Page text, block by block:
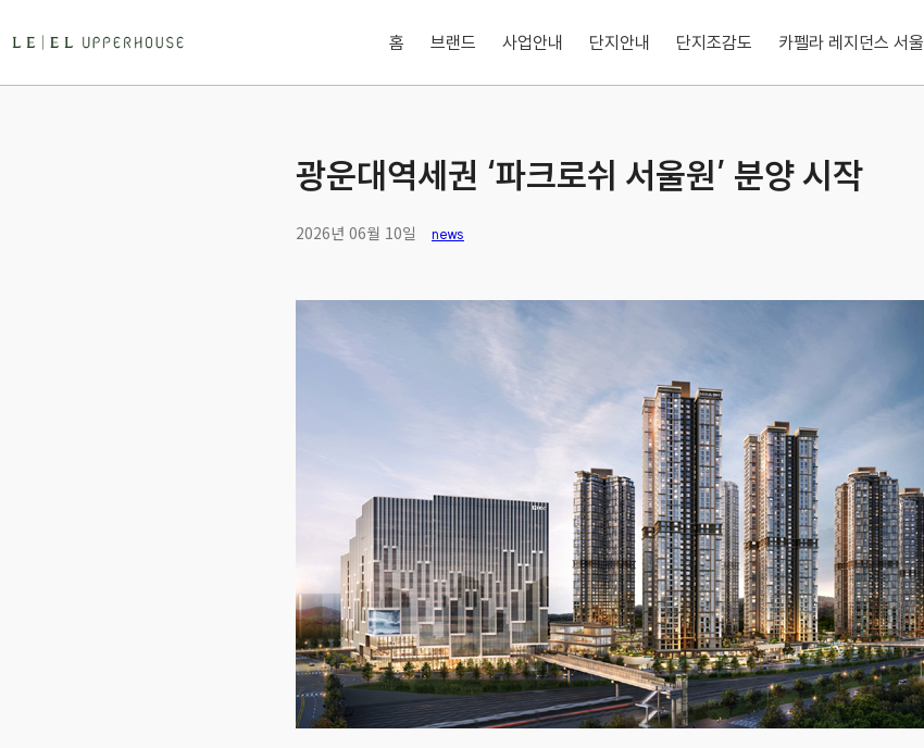
홈 브랜드 사업안내 단지안내 단지조감도 카펠라 레지던스 서울
광운대역세권 ‘파크로쉬 서울원’ 분양 시작
2026년 06월 10일 news